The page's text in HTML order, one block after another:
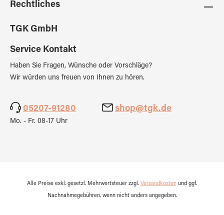
Rechtliches
TGK GmbH
Service Kontakt
Haben Sie Fragen, Wünsche oder Vorschläge?
Wir würden uns freuen von Ihnen zu hören.
05207-91280 shop@tgk.de
Mo. - Fr. 08-17 Uhr
Alle Preise exkl. gesetzl. Mehrwertsteuer zzgl. Versandkosten und ggf.
Nachnahmegebühren, wenn nicht anders angegeben.